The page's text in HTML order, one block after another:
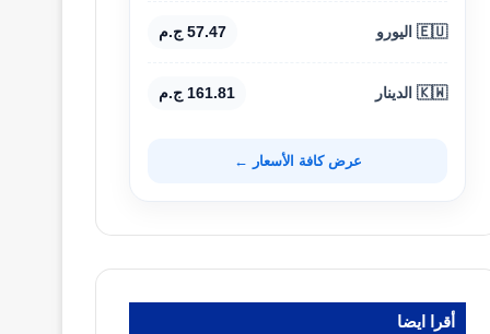
🇪🇺 اليورو 57.47 ج.م
🇰🇼 الدينار 161.81 ج.م
عرض كافة الأسعار ←
أقرا ايضا